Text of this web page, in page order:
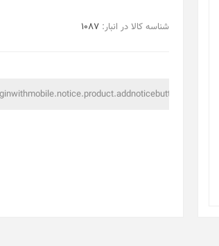
شناسه کالا در انبار: 1087